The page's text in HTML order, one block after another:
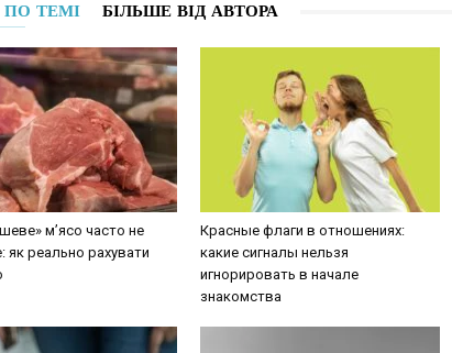
ПО ТЕМІ БІЛЬШЕ ВІД АВТОРА
м’ясо часто не
як реально рахувати
Красные флаги в отношениях:
какие сигналы нельзя
игнорировать в начале
знакомства